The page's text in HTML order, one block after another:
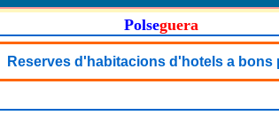
Polseguera
Reserves d'habitacions d'hotels a bons